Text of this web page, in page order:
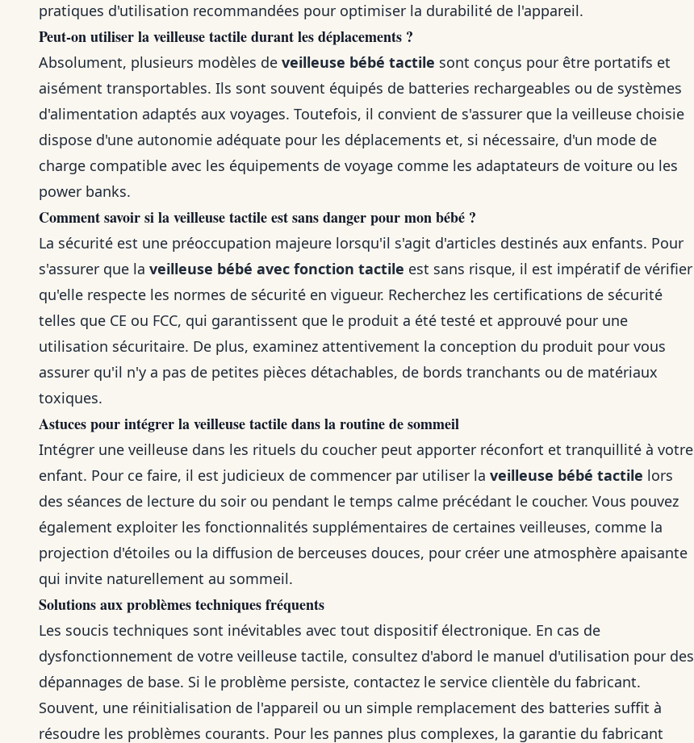
pratiques d'utilisation recommandées pour optimiser la durabilité de l'appareil.
Peut-on utiliser la veilleuse tactile durant les déplacements ?
Absolument, plusieurs modèles de veilleuse bébé tactile sont conçus pour être portatifs et
aisément transportables. Ils sont souvent équipés de batteries rechargeables ou de systèmes
d'alimentation adaptés aux voyages. Toutefois, il convient de s'assurer que la veilleuse choisie
dispose d'une autonomie adéquate pour les déplacements et, si nécessaire, d'un mode de
charge compatible avec les équipements de voyage comme les adaptateurs de voiture ou les
power banks.
Comment savoir si la veilleuse tactile est sans danger pour mon bébé ?
La sécurité est une préoccupation majeure lorsqu'il s'agit d'articles destinés aux enfants. Pour
s'assurer que la veilleuse bébé avec fonction tactile est sans risque, il est impératif de vérifier
qu'elle respecte les normes de sécurité en vigueur. Recherchez les certifications de sécurité
telles que CE ou FCC, qui garantissent que le produit a été testé et approuvé pour une
utilisation sécuritaire. De plus, examinez attentivement la conception du produit pour vous
assurer qu'il n'y a pas de petites pièces détachables, de bords tranchants ou de matériaux
toxiques.
Astuces pour intégrer la veilleuse tactile dans la routine de sommeil
Intégrer une veilleuse dans les rituels du coucher peut apporter réconfort et tranquillité à votre
enfant. Pour ce faire, il est judicieux de commencer par utiliser la veilleuse bébé tactile lors
des séances de lecture du soir ou pendant le temps calme précédant le coucher. Vous pouvez
également exploiter les fonctionnalités supplémentaires de certaines veilleuses, comme la
projection d'étoiles ou la diffusion de berceuses douces, pour créer une atmosphère apaisante
qui invite naturellement au sommeil.
Solutions aux problèmes techniques fréquents
Les soucis techniques sont inévitables avec tout dispositif électronique. En cas de
dysfonctionnement de votre veilleuse tactile, consultez d'abord le manuel d'utilisation pour des
dépannages de base. Si le problème persiste, contactez le service clientèle du fabricant.
Souvent, une réinitialisation de l'appareil ou un simple remplacement des batteries suffit à
résoudre les problèmes courants. Pour les pannes plus complexes, la garantie du fabricant